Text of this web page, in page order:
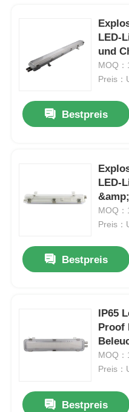
LED-
und
MOQ：
Preis：
Bestpreis
LED-
MOQ：
Preis：
Bestpreis
IP65
Proof
MOQ：
Preis：
Bestpreis